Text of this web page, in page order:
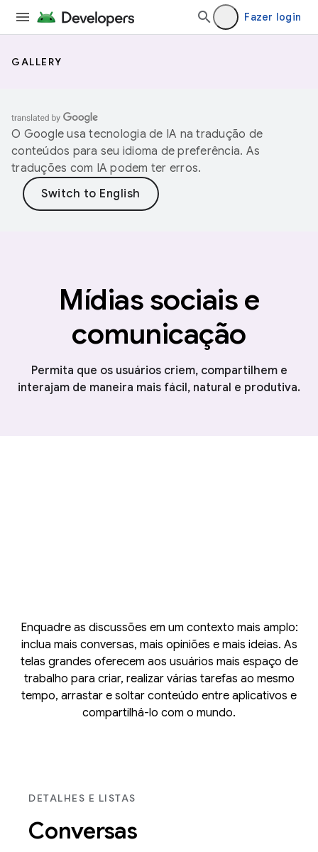
Fazer login
GALLERY
O Google usa tecnologia de IA na tradução de
conteúdos para seu idioma de preferência. As
traduções com IA podem ter erros.
Mídias sociais e
comunicação
Permita que os usuários criem, compartilhem e
interajam de maneira mais fácil, natural e produtiva.
Enquadre as discussões em um contexto mais amplo:
inclua mais conversas, mais opiniões e mais ideias. As
telas grandes oferecem aos usuários mais espaço de
trabalho para criar, realizar várias tarefas ao mesmo
tempo, arrastar e soltar conteúdo entre aplicativos e
compartilhá-lo com o mundo.
DETALHES E LISTAS
Conversas